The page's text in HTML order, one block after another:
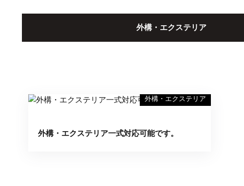
外構・エクステリア
外構・エクステリア
外構・エクステリア一式対応可能です。